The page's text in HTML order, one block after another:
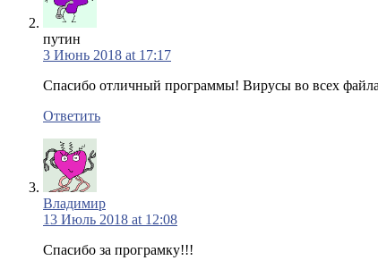
путин
3 Июнь 2018 at 17:17
Спасибо отличный программы! Вирусы во всех
Ответить
Владимир
13 Июль 2018 at 12:08
Спасибо за програмку!!!